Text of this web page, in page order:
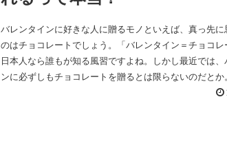
バレンタインに好きな人に贈るモノといえば、真っ先に
のはチョコレートでしょう。「バレンタイン＝チョコレ
日本人なら誰もが知る風習ですよね。しかし最近では、
ンに必ずしもチョコレートを贈るとは限らないのだとか